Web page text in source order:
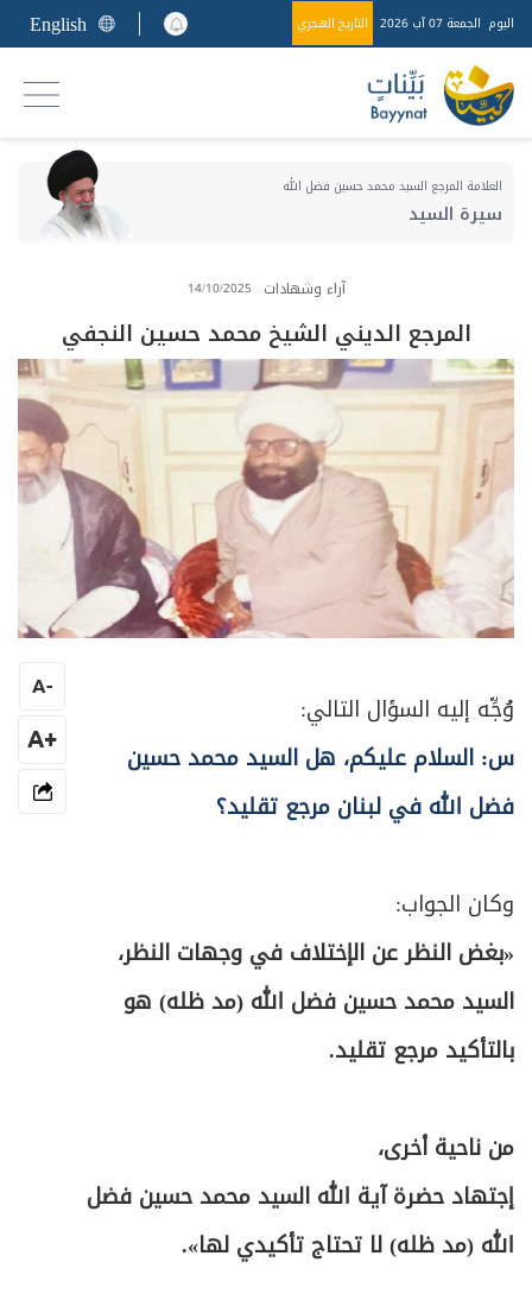
اليوم الجمعة 07 آب 2026 التاريخ الهجري English
العلامة المرجع السيد محمد حسين فضل الله
سيرة السيد
آراء وشهادات 14/10/2025
المرجع الديني الشيخ محمد حسين النجفي
وُجِّه إليه السؤال التالي:
س: السلام عليكم، هل السيد محمد حسين
فضل الله في لبنان مرجع تقليد؟
وكان الجواب:
«بغض النظر عن الإختلاف في وجهات النظر،
السيد محمد حسين فضل الله (مد ظله) هو
بالتأكيد مرجع تقليد.
من ناحية أخرى،
إجتهاد حضرة آية الله السيد محمد حسين فضل
الله (مد ظله) لا تحتاج تأكيدي لها».
-
A
+A